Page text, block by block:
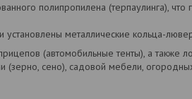
полипропилена (терпаулинга), что
металлические кольца-
(автомобильные тенты), а также
(зерно, сено), садовой мебели,